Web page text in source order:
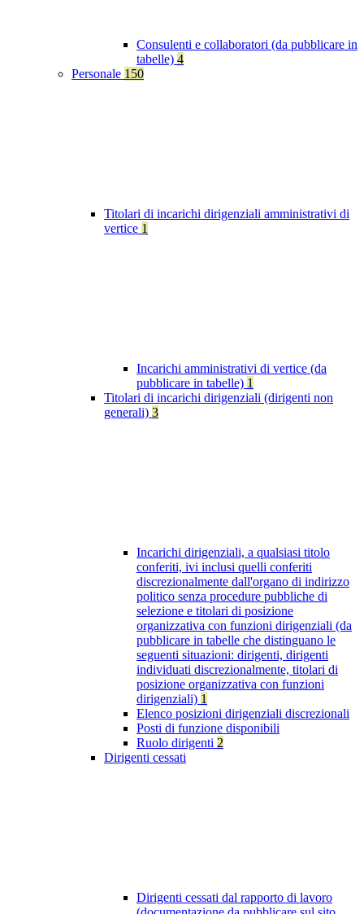
Consulenti e collaboratori (da pubblicare in
tabelle) 4
Personale 150
Titolari di incarichi dirigenziali amministrativi di
vertice 1
Incarichi amministrativi di vertice (da
pubblicare in tabelle) 1
Titolari di incarichi dirigenziali (dirigenti non
generali) 3
Incarichi dirigenziali, a qualsiasi titolo
conferiti, ivi inclusi quelli conferiti
discrezionalmente dall'organo di indirizzo
politico senza procedure pubbliche di
selezione e titolari di posizione
organizzativa con funzioni dirigenziali (da
pubblicare in tabelle che distinguano le
seguenti situazioni: dirigenti, dirigenti
individuati discrezionalmente, titolari di
posizione organizzativa con funzioni
dirigenziali) 1
Elenco posizioni dirigenziali discrezionali
Posti di funzione disponibili
Ruolo dirigenti 2
Dirigenti cessati
Dirigenti cessati dal rapporto di lavoro